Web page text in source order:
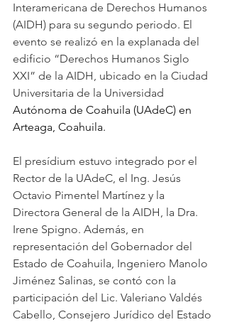
Interamericana de Derechos Humanos
(AIDH) para su segundo periodo. El
evento se realizó en la explanada del
edificio “Derechos Humanos Siglo
XXI” de la AIDH, ubicado en la Ciudad
Universitaria de la Universidad
Autónoma de Coahuila (UAdeC) en
Arteaga, Coahuila.
El presídium estuvo integrado por el
Rector de la UAdeC, el Ing. Jesús
Octavio Pimentel Martínez y la
Directora General de la AIDH, la Dra.
Irene Spigno. Además, en
representación del Gobernador del
Estado de Coahuila, Ingeniero Manolo
Jiménez Salinas, se contó con la
participación del Lic. Valeriano Valdés
Cabello, Consejero Jurídico del Estado